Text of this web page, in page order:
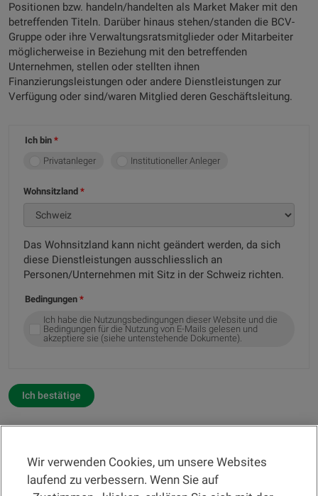
Positionen bzw. handeln/handelten als Market Maker mit den
betreffenden Titeln. Darüber hinaus stehen/standen die BCV-
Gruppe oder ihre Verwaltungsratsmitglieder oder Mitarbeiter
möglicherweise in Beziehung mit den betreffenden
Unternehmen, stellen oder stellten ihnen
Finanzierungsleistungen oder andere Dienstleistungen zur
Verfügung oder sind/waren Mitglied deren Geschäftsleitung.
Ich bin
Privatanleger
Institutioneller Anleger
Wohnsitzland
Das Wohnsitzland kann nicht geändert werden, da sich
diese Dienstleistungen ausschliesslich an
Personen/Unternehmen mit Sitz in der Schweiz richten.
Bedingungen
Ich habe die Nutzungsbedingungen dieser Website und die
Bedingungen für die Nutzung von E-Mails gelesen und
akzeptiere sie (siehe untenstehende Dokumente).
Ich bestätige
RECHTSINFORMATION
Wir verwenden Cookies, um unsere Websites
laufend zu verbessern. Wenn Sie auf